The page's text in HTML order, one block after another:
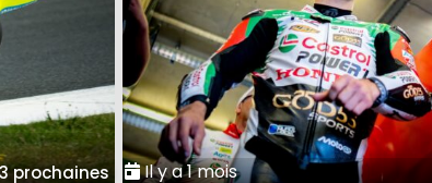
prochaines
Il y a 1 mois